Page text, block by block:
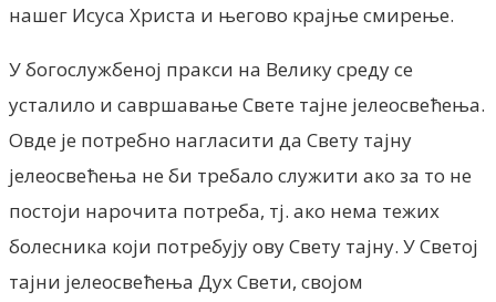
нашег Исуса Христа и његово крајње смирење.
У богослужбеној пракси на Велику среду се
усталило и савршавање Свете тајне јелеосвећења.
Овде је потребно нагласити да Свету тајну
јелеосвећења не би требало служити ако за то не
постоји нарочита потреба, тј. ако нема тежих
болесника који потребују ову Свету тајну. У Светој
тајни јелеосвећења Дух Свети, својом